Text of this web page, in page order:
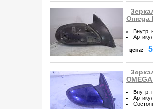
Omega
Внутр.
Артикул
цена:
OMEGA
Внутр.
Артикул